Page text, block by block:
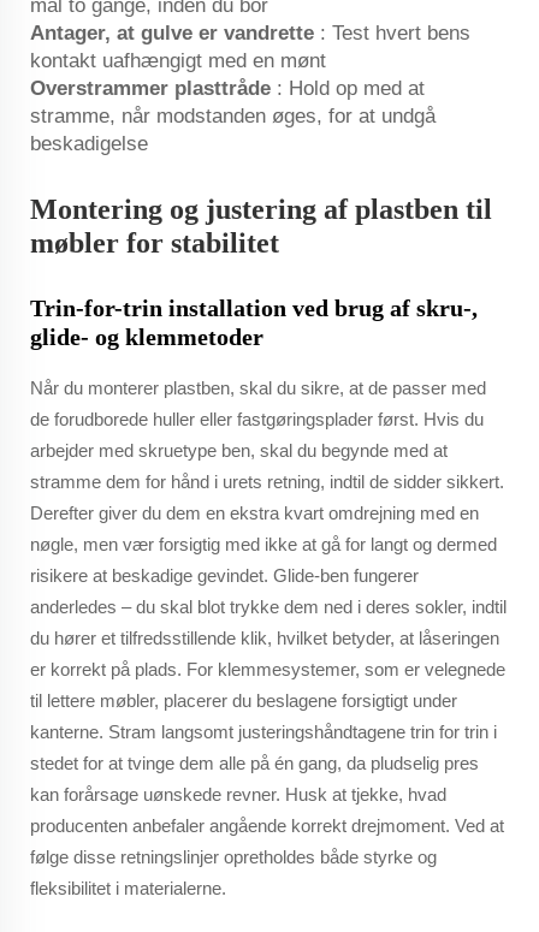
mål to gange, inden du bor
Antager, at gulve er vandrette : Test hvert bens
kontakt uafhængigt med en mønt
Overstrammer plasttråde : Hold op med at
stramme, når modstanden øges, for at undgå
beskadigelse
Montering og justering af plastben til
møbler for stabilitet
Trin-for-trin installation ved brug af skru-,
glide- og klemmetoder
Når du monterer plastben, skal du sikre, at de passer med
de forudborede huller eller fastgøringsplader først. Hvis du
arbejder med skruetype ben, skal du begynde med at
stramme dem for hånd i urets retning, indtil de sidder sikkert.
Derefter giver du dem en ekstra kvart omdrejning med en
nøgle, men vær forsigtig med ikke at gå for langt og dermed
risikere at beskadige gevindet. Glide-ben fungerer
anderledes – du skal blot trykke dem ned i deres sokler, indtil
du hører et tilfredsstillende klik, hvilket betyder, at låseringen
er korrekt på plads. For klemmesystemer, som er velegnede
til lettere møbler, placerer du beslagene forsigtigt under
kanterne. Stram langsomt justeringshåndtagene trin for trin i
stedet for at tvinge dem alle på én gang, da pludselig pres
kan forårsage uønskede revner. Husk at tjekke, hvad
producenten anbefaler angående korrekt drejmoment. Ved at
følge disse retningslinjer opretholdes både styrke og
fleksibilitet i materialerne.